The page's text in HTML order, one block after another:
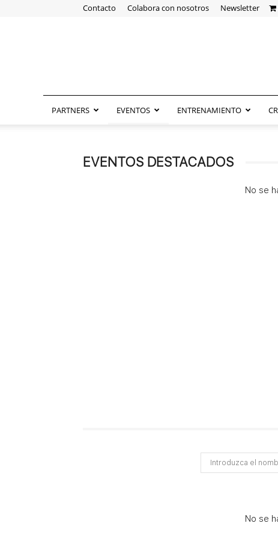
Contacto Colabora con nosotros Newsletter
PARTNERS EVENTOS ENTRENAMIENTO
EVENTOS DESTACADOS
No se
No se